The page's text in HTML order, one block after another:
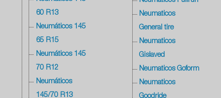
60 R13
Neumáticos 145
65 R15
Neumáticos 145
70 R12
Neumáticos
145/70 R13
Neumaticos
General tire
Neumaticos
Gislaved
Neumaticos Goform
Neumaticos